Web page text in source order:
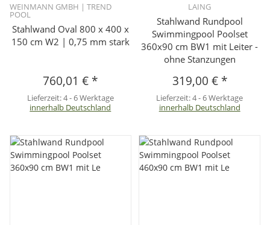
WEINMANN GMBH | TREND
POOL
Stahlwand Oval 800 x 400 x
150 cm W2 | 0,75 mm stark
760,01 € *
Lieferzeit:4 - 6 Werktage
innerhalb Deutschland
LAING
Stahlwand Rundpool
Swimmingpool Poolset
360x90 cm BW1 mit Leiter -
ohne Stanzungen
319,00 € *
Lieferzeit:4 - 6 Werktage
innerhalb Deutschland